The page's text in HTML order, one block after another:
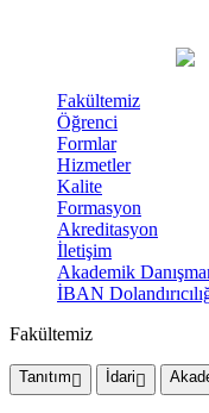
Fakültemiz
Öğrenci
Formlar
Hizmetler
Kalite
Formasyon
Akreditasyon
İletişim
Akademik
İBAN
Fakültemiz
Tanıtım İdari